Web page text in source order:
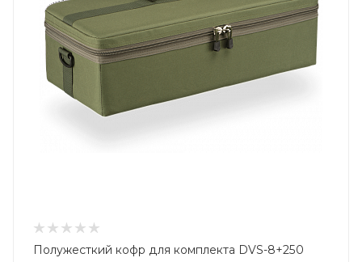
Полужесткий кофр для комплекта DVS-8+250